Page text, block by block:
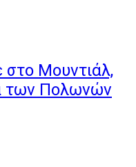
στο Μουντιάλ,
των Πολωνών